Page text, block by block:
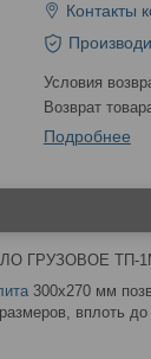
Контакты
возврат
Подробнее
ГРУЗОВОЕ ТП-
300х270 мм
вплоть